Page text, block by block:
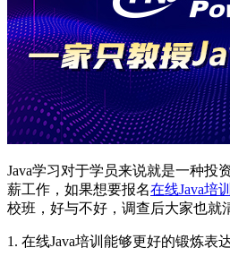
Java学习对于学员来说就是一种投
薪工作，如果想要报名在线Java培训
校班，好与不好，调查后大家也就
1. 在线Java培训能够更好的锻炼表